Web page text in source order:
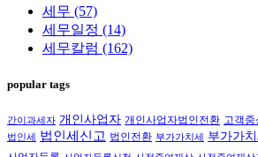
세무 (57)
세무일정 (14)
세무칼럼 (162)
popular tags
간이과세자 개인사업자 개인사업자법인전환 고객중
법인세
법인세신고 법인전환 부가가치세 부가가